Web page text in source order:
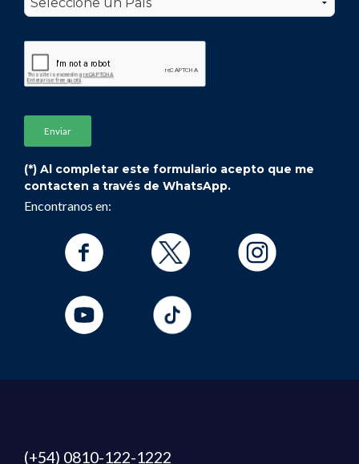
(*) Al completar este formulario acepto que me
contacten a través de WhatsApp.
Encontranos en:
(+54) 0810-122-1222